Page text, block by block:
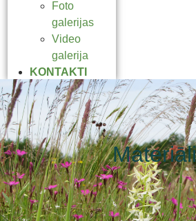
Foto
galerijas
Video
galerija
KONTAKTI
Materiāli